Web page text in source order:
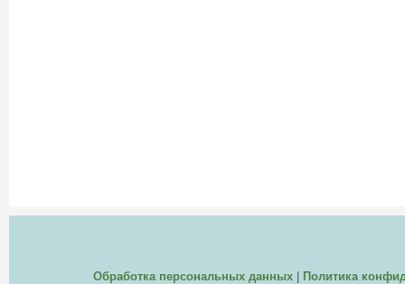
Обработка персональных данных| Политика